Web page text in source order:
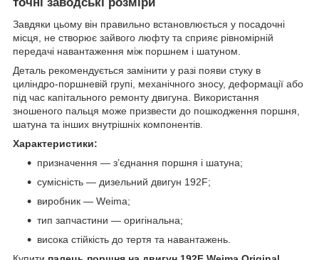
точні заводські розміри
Завдяки цьому він правильно встановлюється у посадочні
місця, не створює зайвого люфту та сприяє рівномірній
передачі навантаження між поршнем і шатуном.
Деталь рекомендується замінити у разі появи стуку в
циліндро-поршневій групі, механічного зносу, деформації або
під час капітального ремонту двигуна. Використання
зношеного пальця може призвести до пошкодження поршня,
шатуна та інших внутрішніх компонентів.
Характеристики:
призначення — з’єднання поршня і шатуна;
сумісність — дизельний двигун 192F;
виробник — Weima;
тип запчастини — оригінальна;
висока стійкість до тертя та навантажень.